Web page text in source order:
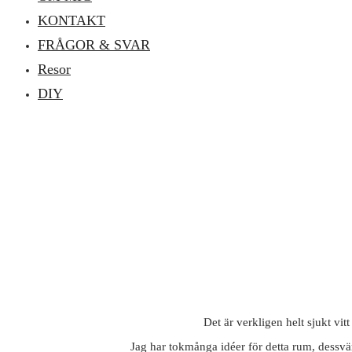
KONTAKT
FRÅGOR & SVAR
Resor
DIY
Det är verkligen helt sjukt vitt
Jag har tokmånga idéer för detta rum,